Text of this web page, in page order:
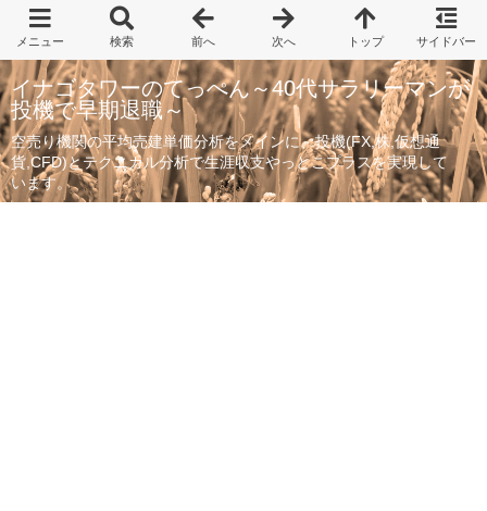
イナゴタワーのてっぺん～40代サラリーマンが
投機で早期退職～
空売り機関の平均売建単価分析をメインに、投機(FX,株,仮想通
貨,CFD)とテクニカル分析で生涯収支やっとこプラスを実現して
います。